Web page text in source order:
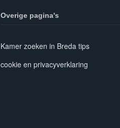
Overige pagina's
Kamer zoeken in Breda tips
cookie en privacyverklaring